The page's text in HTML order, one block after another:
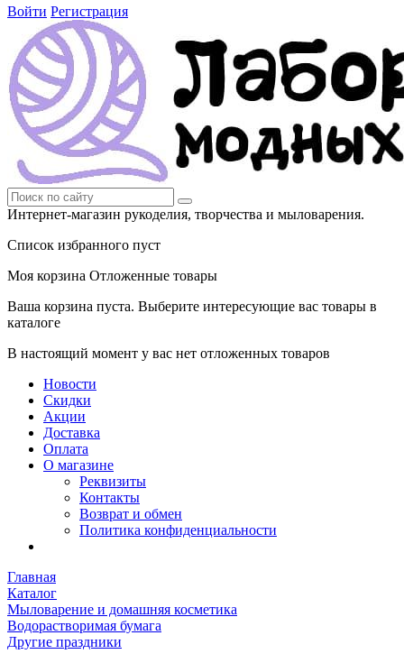
Войти Регистрация
Интернет-магазин рукоделия, творчества и мыловарения.
Список избранного пуст
Моя корзина Отложенные товары
Ваша корзина пуста. Выберите интересующие вас товары в
каталоге
В настоящий момент у вас нет отложенных товаров
Новости
Скидки
Акции
Доставка
Оплата
О магазине
Реквизиты
Контакты
Возврат и обмен
Политика конфиденциальности
Главная
Каталог
Мыловарение и домашняя косметика
Водорастворимая бумага
Другие праздники